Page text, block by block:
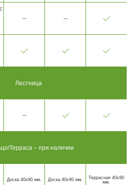
Лестница
Терраса – при наличии
Доска 40х90 мм. Доска 40х90 мм.
Террасная 40х90
мм.